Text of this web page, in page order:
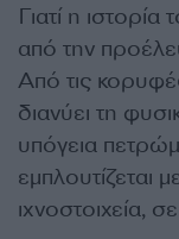
Γιατί η
από την
Από τις
διανύει τη
υπόγεια
εμπλουτίζεται
ιχνοστοιχεία,